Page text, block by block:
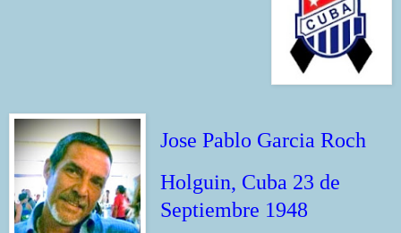
Jose Pablo Garcia Roch
Holguin, Cuba 23 de
Septiembre 1948